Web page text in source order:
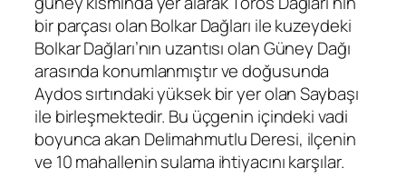
bir parçası olan Bolkar Dağları ile kuzeydeki
Bolkar Dağları’nın uzantısı olan Güney Dağı
arasında konumlanmıştır ve doğusunda
Aydos sırtındaki yüksek bir yer olan Saybaşı
ile birleşmektedir. Bu üçgenin içindeki vadi
boyunca akan Delimahmutlu Deresi, ilçenin
ve 10 mahallenin sulama ihtiyacını karşılar.